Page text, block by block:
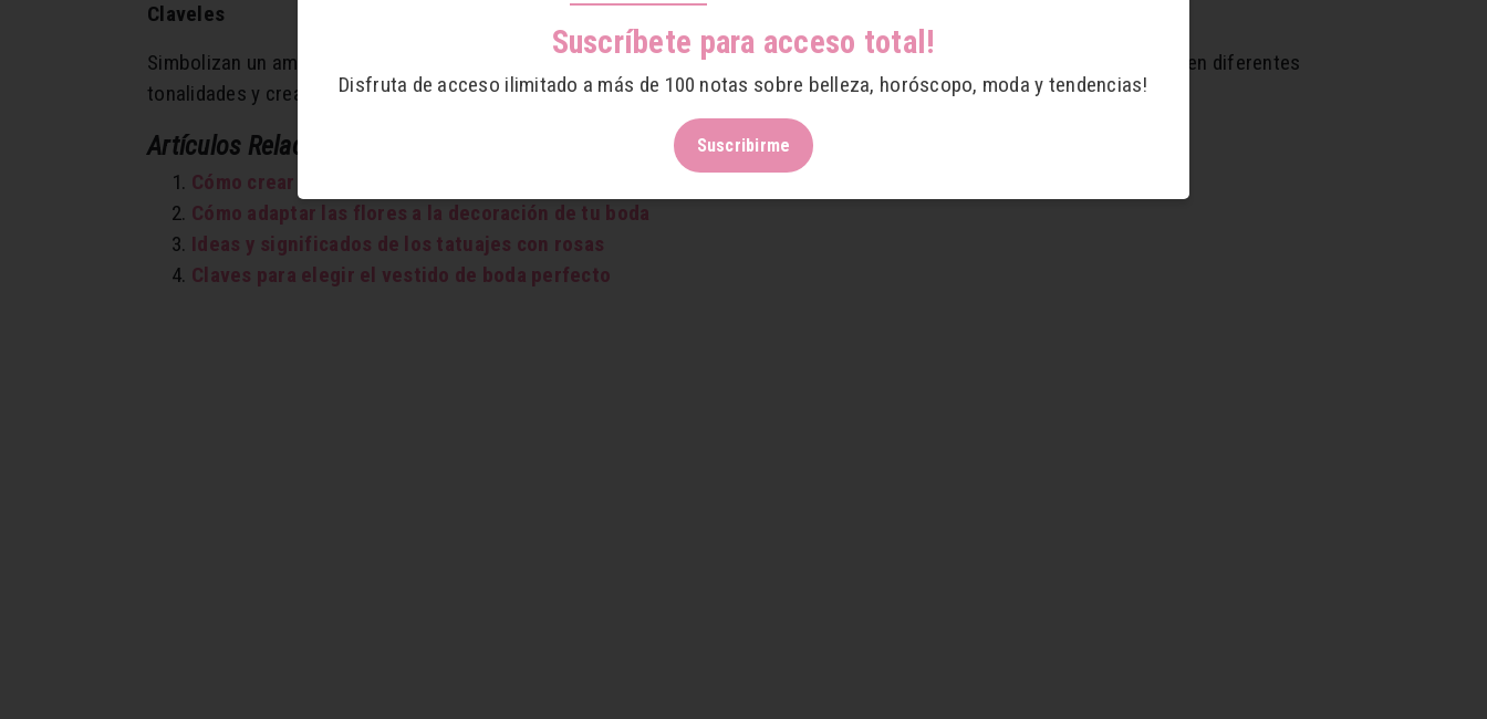
Claveles
Simbolizan un amor intenso y leal. Perfecto para las novias más decididas que buscan un ramo potente. Las podrás elegir en diferentes
tonalidades y crear la combinación ideal, ¡son muy versátiles!
Artículos Relacionados:
Cómo crear tu look de novia con pantalón
Cómo adaptar las flores a la decoración de tu boda
Ideas y significados de los tatuajes con rosas
Claves para elegir el vestido de boda perfecto
Suscríbete para acceso total!
Disfruta de acceso ilimitado a más de 100 notas sobre belleza, horóscopo, moda y tendencias!
Suscribirme